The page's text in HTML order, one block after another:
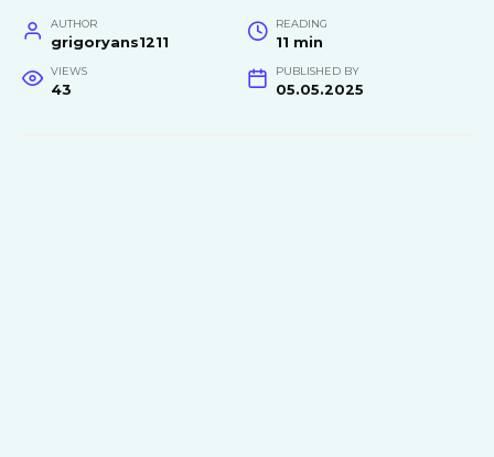
AUTHOR
grigoryans1211
READING
11 min
VIEWS
43
PUBLISHED BY
05.05.2025